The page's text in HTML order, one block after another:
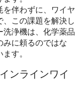
伴わずに、ワイヤ
この課題を解決し
洗浄機は、化学薬品
に頼るのではな
す。
ンラインワイ